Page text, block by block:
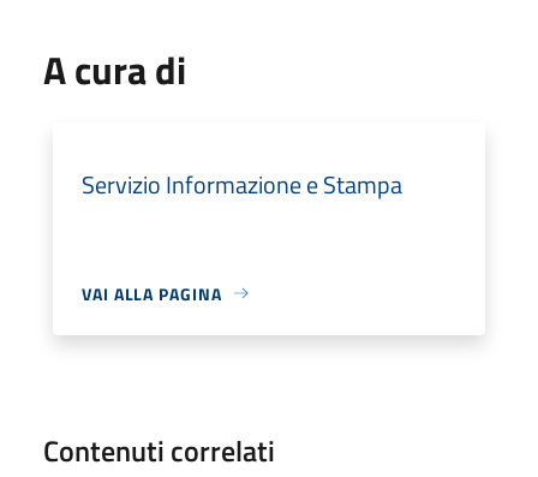
A cura di
Servizio Informazione e Stampa
VAI ALLA PAGINA
Contenuti correlati